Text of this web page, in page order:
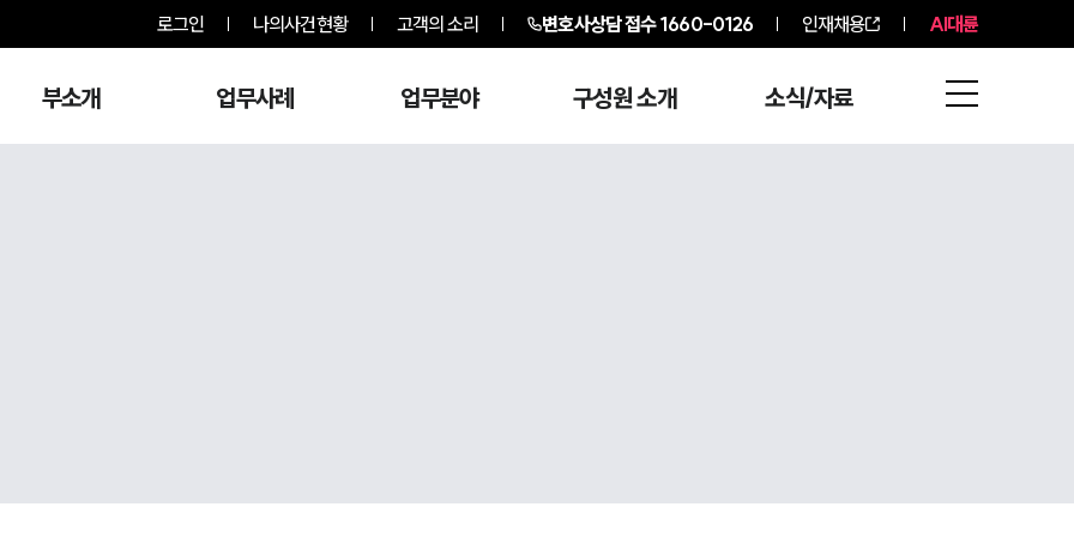
로그인 나의사건현황 고객의 소리 변호사상담 접수1660-0126 인재채용 AI대륜
부소개 업무사례 업무분야 구성원 소개 소식/자료